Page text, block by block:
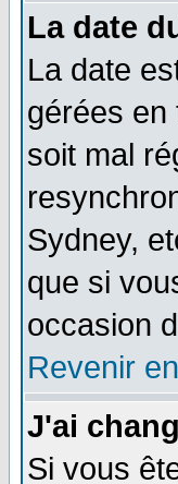
La date
La date
gérées en
soit mal
Sydney,
que si
occasion
Revenir
J'ai
Si vous